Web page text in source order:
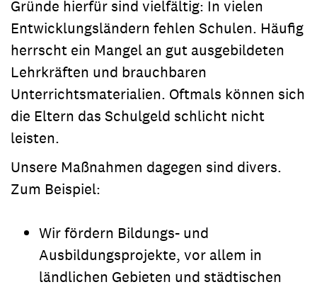
Gründe hierfür sind vielfältig: In vielen
Entwicklungsländern fehlen Schulen. Häufig
herrscht ein Mangel an gut ausgebildeten
Lehrkräften und brauchbaren
Unterrichtsmaterialien. Oftmals können sich
die Eltern das Schulgeld schlicht nicht
leisten.
Unsere Maßnahmen dagegen sind divers.
Zum Beispiel:
Wir fördern Bildungs- und
Ausbildungsprojekte, vor allem in
ländlichen Gebieten und städtischen